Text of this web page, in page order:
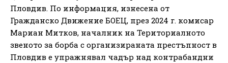
Пловдив. По информация, изнесена от
Гражданско Движение БОЕЦ, през 2024 г. комисар
Мариан Митков, началник на Териториалното
звеното за борба с организираната престъпност в
Пловдив е упражнявал чадър над контрабандни